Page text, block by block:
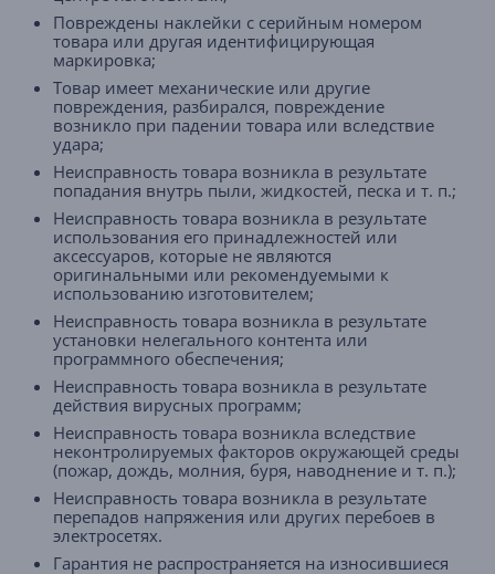
Повреждены наклейки с серийным номером
товара или другая идентифицирующая
маркировка;
Товар имеет механические или другие
повреждения, разбирался, повреждение
возникло при падении товара или вследствие
удара;
Неисправность товара возникла в результате
попадания внутрь пыли, жидкостей, песка и т. п.;
Неисправность товара возникла в результате
использования его принадлежностей или
аксессуаров, которые не являются
оригинальными или рекомендуемыми к
использованию изготовителем;
Неисправность товара возникла в результате
установки нелегального контента или
программного обеспечения;
Неисправность товара возникла в результате
действия вирусных программ;
Неисправность товара возникла вследствие
неконтролируемых факторов окружающей среды
(пожар, дождь, молния, буря, наводнение и т. п.);
Неисправность товара возникла в результате
перепадов напряжения или других перебоев в
электросетях.
Гарантия не распространяется на износившиеся